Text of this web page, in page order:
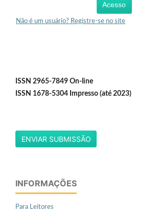
Acesso
Não é um usuário? Registre-se no site
ISSN 2965-7849 On-line
ISSN 1678-5304 Impresso (até 2023)
ENVIAR SUBMISSÃO
INFORMAÇÕES
Para Leitores